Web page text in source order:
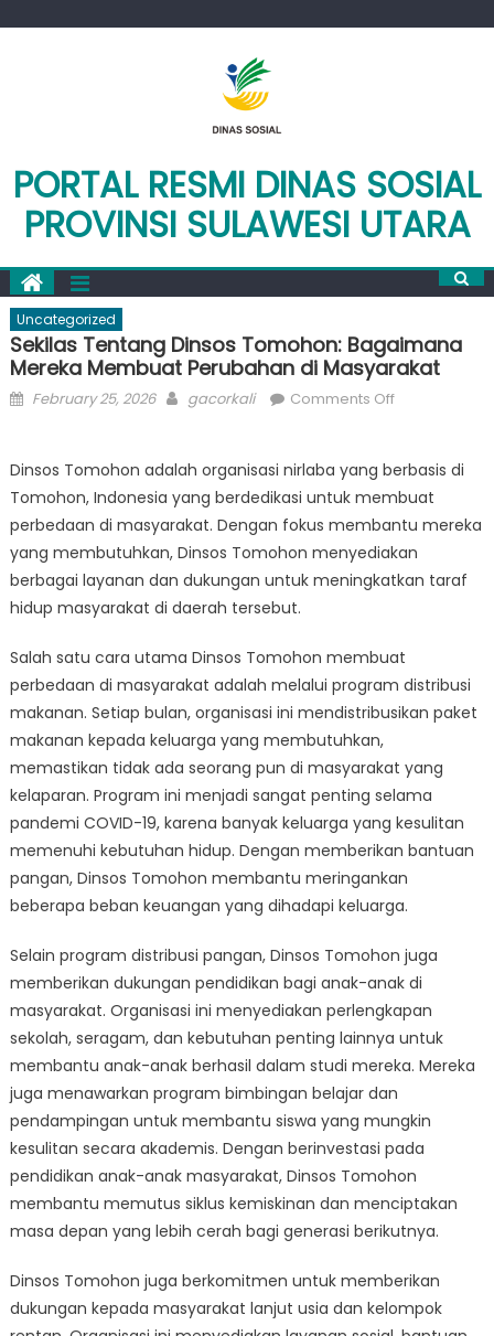
PORTAL RESMI DINAS SOSIAL
PROVINSI SULAWESI UTARA
Uncategorized
Sekilas Tentang Dinsos Tomohon: Bagaimana
Mereka Membuat Perubahan di Masyarakat
Posted
February 25, 2026 Author
gacorkali Comments Offon
Dinsos
Tomohon:
Bagaimana
Mereka
Membuat
Masyarakat
Dinsos Tomohon adalah organisasi nirlaba yang berbasis di
Tomohon, Indonesia yang berdedikasi untuk membuat
perbedaan di masyarakat. Dengan fokus membantu mereka
yang membutuhkan, Dinsos Tomohon menyediakan
berbagai layanan dan dukungan untuk meningkatkan taraf
hidup masyarakat di daerah tersebut.
Salah satu cara utama Dinsos Tomohon membuat
perbedaan di masyarakat adalah melalui program distribusi
makanan. Setiap bulan, organisasi ini mendistribusikan paket
makanan kepada keluarga yang membutuhkan,
memastikan tidak ada seorang pun di masyarakat yang
kelaparan. Program ini menjadi sangat penting selama
pandemi COVID-19, karena banyak keluarga yang kesulitan
memenuhi kebutuhan hidup. Dengan memberikan bantuan
pangan, Dinsos Tomohon membantu meringankan
beberapa beban keuangan yang dihadapi keluarga.
Selain program distribusi pangan, Dinsos Tomohon juga
memberikan dukungan pendidikan bagi anak-anak di
masyarakat. Organisasi ini menyediakan perlengkapan
sekolah, seragam, dan kebutuhan penting lainnya untuk
membantu anak-anak berhasil dalam studi mereka. Mereka
juga menawarkan program bimbingan belajar dan
pendampingan untuk membantu siswa yang mungkin
kesulitan secara akademis. Dengan berinvestasi pada
pendidikan anak-anak masyarakat, Dinsos Tomohon
membantu memutus siklus kemiskinan dan menciptakan
masa depan yang lebih cerah bagi generasi berikutnya.
Dinsos Tomohon juga berkomitmen untuk memberikan
dukungan kepada masyarakat lanjut usia dan kelompok